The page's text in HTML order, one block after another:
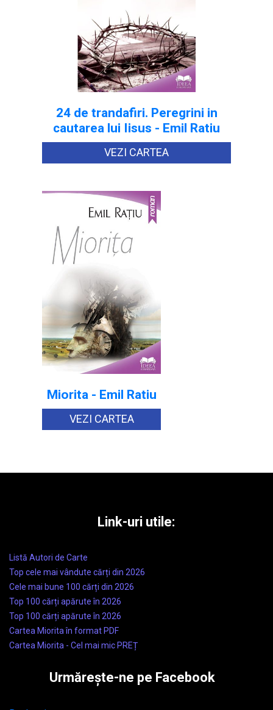
24 de trandafiri. Peregrini in
cautarea lui Iisus - Emil Ratiu
VEZI CARTEA
Miorita - Emil Ratiu
VEZI CARTEA
Link-uri utile:
Listă Autori de Carte
Top cele mai vândute cărți din 2026
Cele mai bune 100 cărți din 2026
Top 100 cărți apărute în 2026
Top 100 cărți apărute în 2026
Cartea Miorita în format PDF
Cartea Miorita - Cel mai mic PREȚ
Urmărește-ne pe Facebook